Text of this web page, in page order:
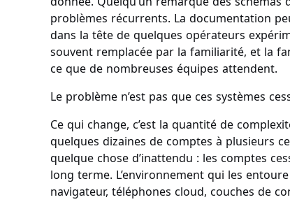
problèmes récurrents. La documentation
dans la tête de quelques opérateurs
souvent remplacée par la familiarité, et la
ce que de nombreuses équipes attendent.
Le problème n’est pas que ces systèmes
Ce qui change, c’est la quantité de
quelques dizaines de comptes à plusieurs
quelque chose d’inattendu : les comptes
long terme. L’environnement qui les
navigateur, téléphones cloud, couches de